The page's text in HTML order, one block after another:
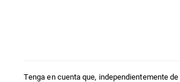
Tenga en cuenta que, independientemente